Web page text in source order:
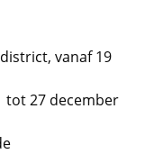
vanaf 19
tot 27 december